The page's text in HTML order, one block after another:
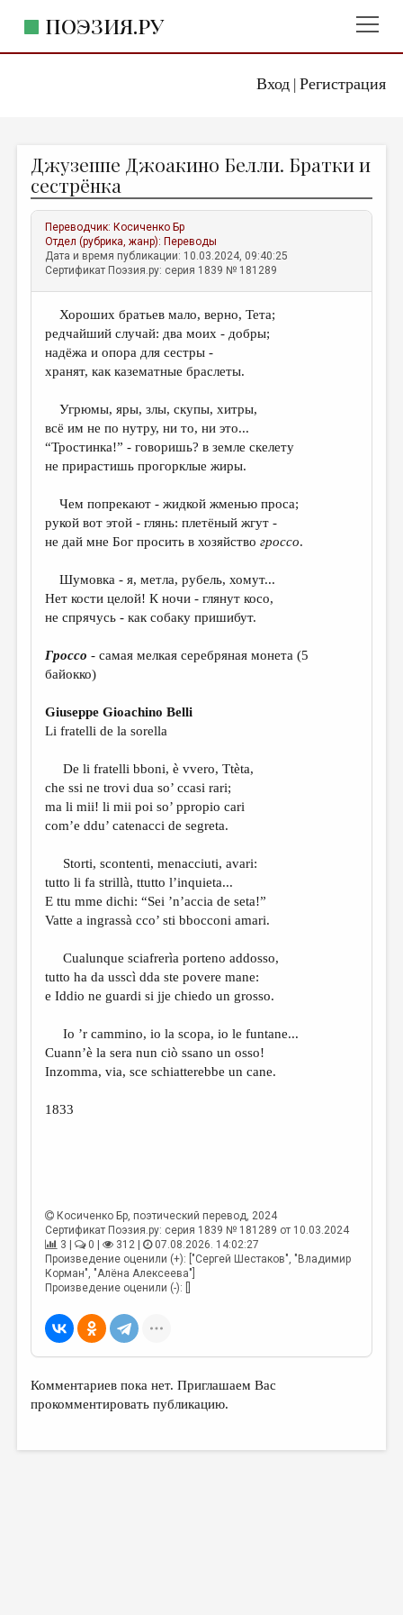
Вход| Регистрация
ПОЭЗИЯ.РУ
ЖАНРЫ
АВТОРЫ
КОММЕНТАРИИ
ЛИТСАЛОН
ПРАВИЛА САЙТА
ОТДЕЛЫ И РУБРИКИ
ДАЙДЖЕСТ
ПРОИЗВЕДЕНИЯ
КОНКУРСЫ
КНИЖНАЯ ПОЛКА
ОБЗОР ЛИТЕРАТУРЫ
СТРАНИЦЫ ПАМЯТИ
ОБЪЯВЛЕНИЯ
КОЛОНКА РЕДАКТОРА
ОТ РЕДАКЦИИ
МАЛАЯ ПРОЗА
ЛИТЕРАТУРОВЕДЕНИЕ
КУЛЬТУРОВЕДЕНИЕ
РЕЦЕНЗИРОВАНИЕ
ЦИКЛЫ ПУБЛИКАЦИЙ
ТРЕДИАКОВСКИЙ
МЕДИА
Джузеппе Джоакино Белли. Братки и
сестрёнка
Переводчик: Косиченко Бр
Отдел (рубрика, жанр): Переводы
Дата и время публикации: 10.03.2024, 09:40:25
Сертификат Поэзия.ру: серия 1839 № 181289
Хороших братьев мало, верно, Тета;
редчайший случай: два моих - добры;
надёжа и опора для сестры -
хранят, как казематные браслеты.
Угрюмы, яры, злы, скупы, хитры,
всё им не по нутру, ни то, ни это...
“Тростинка!” - говоришь? в земле скелету
не прирастишь прогорклые жиры.
Чем попрекают - жидкой жменью проса;
рукой вот этой - глянь: плетёный жгут -
не дай мне Бог просить в хозяйствогроссо.
Шумовка - я, метла, рубель, хомут...
Нет кости целой! К ночи - глянут косо,
не спрячусь - как собаку пришибут.
Гроссо - самая мелкая серебряная монета (5
байокко)
Giuseppe Gioachino Belli
Li fratelli de la sorella
De li fratelli bboni, è vvero, Ttèta,
che ssi ne trovi dua so’ ccasi rari;
ma li mii! li mii poi so’ ppropio cari
com’e ddu’ catenacci de segreta.
Storti, scontenti, menacciuti, avari:
tutto li fa strillà, ttutto l’inquieta...
E ttu mme dichi: “Sei ’n’accia de seta!”
Vatte a ingrassà cco’ sti bbocconi amari.
Cualunque sciafrerìa porteno addosso,
tutto ha da usscì dda ste povere mane:
e Iddio ne guardi si jje chiedo un grosso.
Io ’r cammino, io la scopa, io le funtane...
Cuann’è la sera nun ciò ssano un osso!
Inzomma, via, sce schiatterebbe un cane.
1833
Косиченко Бр, поэтический перевод, 2024
Сертификат Поэзия.ру: серия 1839 № 181289 от 10.03.2024
3 |
0 | 312 |
07.08.2026. 14:02:27
Произведение оценили (+): ["Сергей Шестаков", "Владимир
Корман", "Алёна Алексеева"]
Произведение оценили (-): []
Комментариев пока нет. Приглашаем Вас
прокомментировать публикацию.